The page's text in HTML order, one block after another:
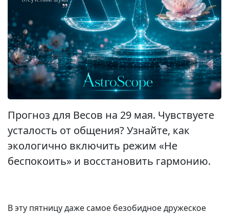
Прогноз для Весов на 29 мая. Чувствуете
усталость от общения? Узнайте, как
экологично включить режим «Не
беспокоить» и восстановить гармонию.
В эту пятницу даже самое безобидное дружеское